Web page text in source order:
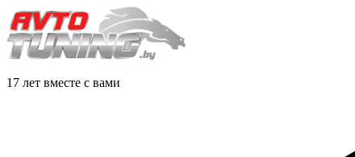
17 лет вместе с вами